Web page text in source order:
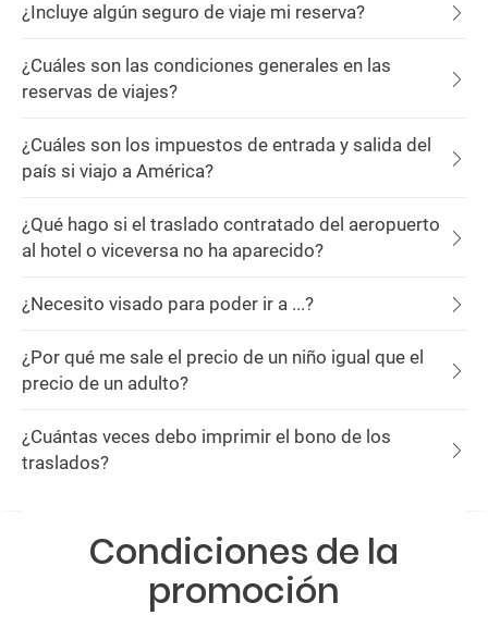
¿Incluye algún seguro de viaje mi reserva?
¿Cuáles son las condiciones generales en las
reservas de viajes?
¿Cuáles son los impuestos de entrada y salida del
país si viajo a América?
¿Qué hago si el traslado contratado del aeropuerto
al hotel o viceversa no ha aparecido?
¿Necesito visado para poder ir a ...?
¿Por qué me sale el precio de un niño igual que el
precio de un adulto?
¿Cuántas veces debo imprimir el bono de los
traslados?
Condiciones de la
promoción